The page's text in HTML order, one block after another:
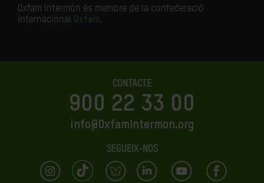
Oxfam Intermón és membre de la confederació
internacional Oxfam.
CONTACTE
900 22 33 00
info@OxfamIntermon.org
SEGUEIX-NOS